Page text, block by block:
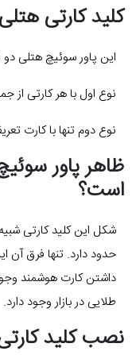
کلید کارتی
این پاور سوئیچ هتلی دو
نوع اول با هر کارتی از
نوع دوم تنها با کارت
ظاهر پاور
است؟
شکل این کلید کارتی
حدود دارد. تنها فرق آن
داشتن کارت هوشمند
طلایی در بازار وجود دارد.
نصب کلید